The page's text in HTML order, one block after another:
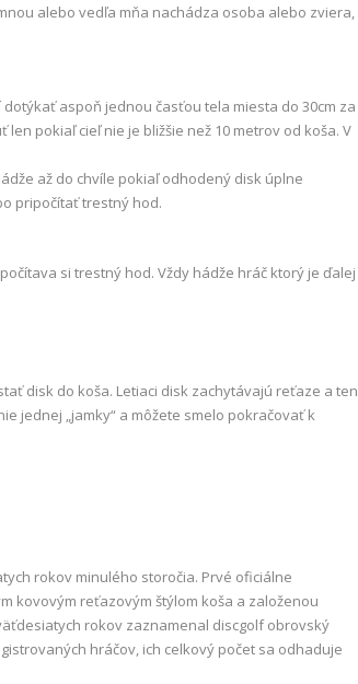
alebo vedľa mňa nachádza osoba alebo zviera,
aspoň jednou časťou tela miesta do 30cm za
pokiaľ cieľ nie je bližšie než 10 metrov od koša. V
až do chvíle pokiaľ odhodený disk úplne
pripočítať trestný hod.
si trestný hod. Vždy hádže hráč ktorý je ďalej
disk do koša. Letiaci disk zachytávajú reťaze a ten
jednej „jamky“ a môžete smelo pokračovať k
rokov minulého storočia. Prvé oficiálne
kovovým reťazovým štýlom koša a založenou
rokov zaznamenal discgolf obrovský
hráčov, ich celkový počet sa odhaduje